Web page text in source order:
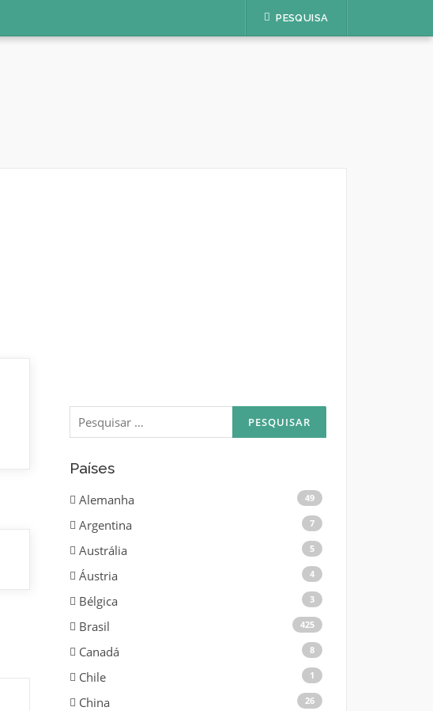
PESQUISA
Pesquisar
por:
Países
Alemanha 49
Argentina 7
Austrália 5
Áustria 4
Bélgica 3
Brasil 425
Canadá 8
Chile 1
China 26